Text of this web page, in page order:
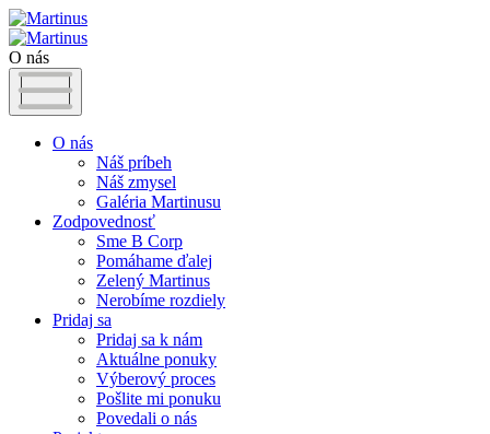
O nás
O nás
Náš príbeh
Náš zmysel
Galéria Martinusu
Zodpovednosť
Sme B Corp
Pomáhame ďalej
Zelený Martinus
Nerobíme rozdiely
Pridaj sa
Pridaj sa k nám
Aktuálne ponuky
Výberový proces
Pošlite mi ponuku
Povedali o nás